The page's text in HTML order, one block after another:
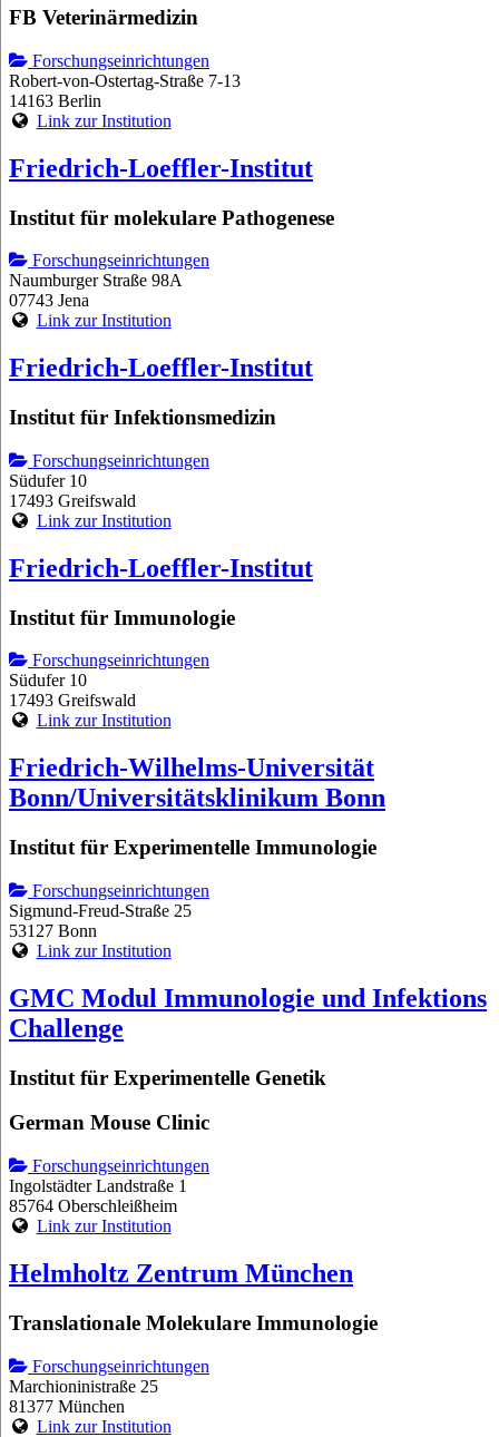
FB Veterinärmedizin
Forschungseinrichtungen
Robert-von-Ostertag-Straße 7-13
14163 Berlin
Link zur Institution
Friedrich-Loeffler-Institut
Institut für molekulare Pathogenese
Forschungseinrichtungen
Naumburger Straße 98A
07743 Jena
Link zur Institution
Friedrich-Loeffler-Institut
Institut für Infektionsmedizin
Forschungseinrichtungen
Südufer 10
17493 Greifswald
Link zur Institution
Friedrich-Loeffler-Institut
Institut für Immunologie
Forschungseinrichtungen
Südufer 10
17493 Greifswald
Link zur Institution
Friedrich-Wilhelms-Universität
Bonn/Universitätsklinikum Bonn
Institut für Experimentelle Immunologie
Forschungseinrichtungen
Sigmund-Freud-Straße 25
53127 Bonn
Link zur Institution
GMC Modul Immunologie und Infektions
Challenge
Institut für Experimentelle Genetik
German Mouse Clinic
Forschungseinrichtungen
Ingolstädter Landstraße 1
85764 Oberschleißheim
Link zur Institution
Helmholtz Zentrum München
Translationale Molekulare Immunologie
Forschungseinrichtungen
Marchioninistraße 25
81377 München
Link zur Institution